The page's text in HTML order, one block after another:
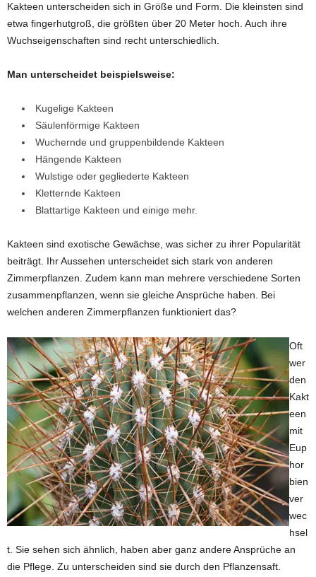
Kakteen unterscheiden sich in Größe und Form. Die kleinsten sind
etwa fingerhutgroß, die größten über 20 Meter hoch. Auch ihre
Wuchseigenschaften sind recht unterschiedlich.
Man unterscheidet beispielsweise:
Kugelige Kakteen
Säulenförmige Kakteen
Wuchernde und gruppenbildende Kakteen
Hängende Kakteen
Wulstige oder gegliederte Kakteen
Kletternde Kakteen
Blattartige Kakteen und einige mehr.
Kakteen sind exotische Gewächse, was sicher zu ihrer Popularität
beiträgt. Ihr Aussehen unterscheidet sich stark von anderen
Zimmerpflanzen. Zudem kann man mehrere verschiedene Sorten
zusammenpflanzen, wenn sie gleiche Ansprüche haben. Bei
welchen anderen Zimmerpflanzen funktioniert das?
Oft
wer
den
Kakt
een
mit
Eup
hor
bien
ver
wec
hsel
t. Sie sehen sich ähnlich, haben aber ganz andere Ansprüche an
die Pflege. Zu unterscheiden sind sie durch den Pflanzensaft.